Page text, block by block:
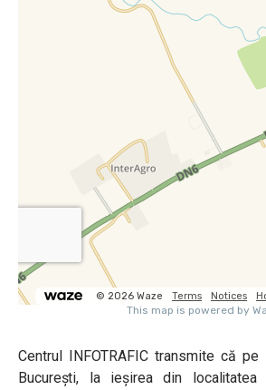
Centrul INFOTRAFIC transmite că
București, la ieșirea din localitatea